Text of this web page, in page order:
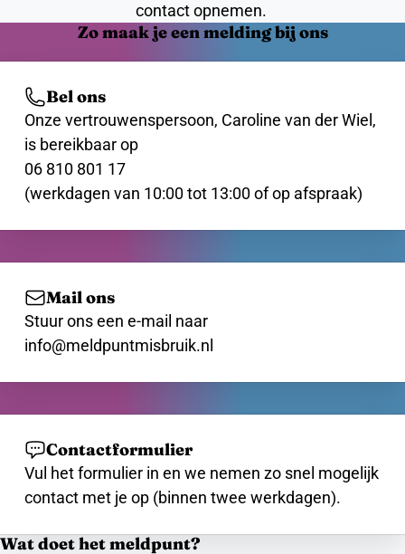
contact opnemen.
Zo maak je een melding bij ons
Bel ons
Onze vertrouwenspersoon, Caroline van der Wiel,
is bereikbaar op
06 810 801 17
(werkdagen van 10:00 tot 13:00 of op afspraak)
Mail ons
Stuur ons een e-mail naar
info@meldpuntmisbruik.nl
Contactformulier
Vul het formulier in en we nemen zo snel mogelijk
contact met je op (binnen twee werkdagen).
Wat doet het meldpunt?